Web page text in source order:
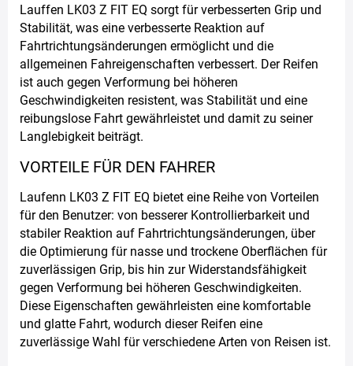
Lauffen LK03 Z FIT EQ sorgt für verbesserten Grip und
Stabilität, was eine verbesserte Reaktion auf
Fahrtrichtungsänderungen ermöglicht und die
allgemeinen Fahreigenschaften verbessert. Der Reifen
ist auch gegen Verformung bei höheren
Geschwindigkeiten resistent, was Stabilität und eine
reibungslose Fahrt gewährleistet und damit zu seiner
Langlebigkeit beiträgt.
VORTEILE FÜR DEN FAHRER
Laufenn LK03 Z FIT EQ bietet eine Reihe von Vorteilen
für den Benutzer: von besserer Kontrollierbarkeit und
stabiler Reaktion auf Fahrtrichtungsänderungen, über
die Optimierung für nasse und trockene Oberflächen für
zuverlässigen Grip, bis hin zur Widerstandsfähigkeit
gegen Verformung bei höheren Geschwindigkeiten.
Diese Eigenschaften gewährleisten eine komfortable
und glatte Fahrt, wodurch dieser Reifen eine
zuverlässige Wahl für verschiedene Arten von Reisen ist.